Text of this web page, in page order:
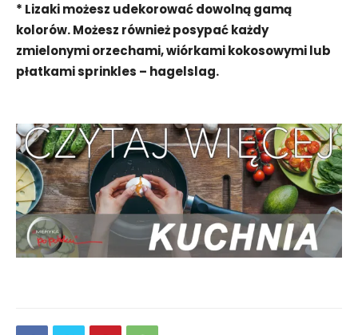
* Lizaki możesz udekorować dowolną gamą
kolorów. Możesz również posypać każdy
zmielonymi orzechami, wiórkami kokosowymi lub
płatkami sprinkles – hagelslag.